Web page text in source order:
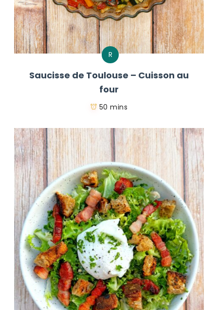
R
Saucisse de Toulouse – Cuisson au
four
50 mins